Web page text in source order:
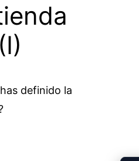
definido la